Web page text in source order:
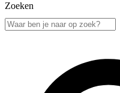
Zoeken